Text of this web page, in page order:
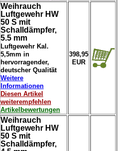
Weihrauch
Luftgewehr HW
50 S mit
Schalldämpfer,
5.5 mm
Luftgewehr Kal.
5,5mm in
hervorragender,
deutscher Qualität
Weitere
Informationen
Diesen Artikel
weiterempfehlen
Artikelbewertungen
398,95
EUR
Weihrauch
Luftgewehr HW
50 S mit
Schalldämpfer,